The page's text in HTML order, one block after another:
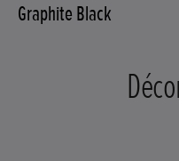
Graphite Black